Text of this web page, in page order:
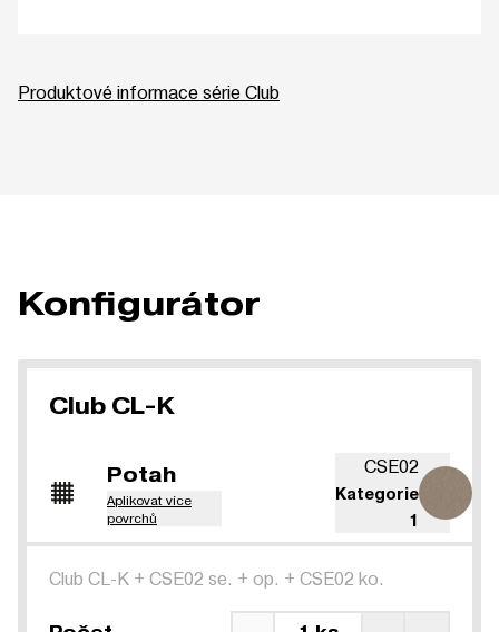
Produktové informace série Club
Konfigurátor
Club CL-K
Potah
Aplikovat více
povrchů
CSE02
Kategorie
1
Club CL-K + CSE02 se. + op. + CSE02 ko.